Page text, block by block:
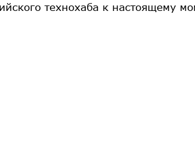
технохаба к настоящему